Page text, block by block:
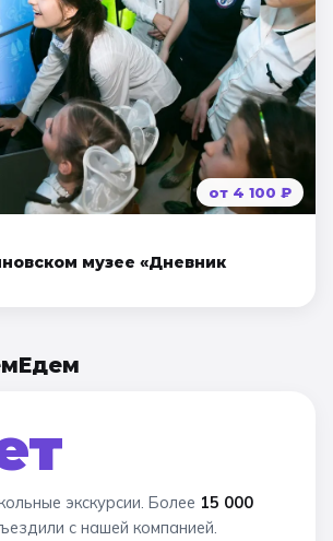
от 4 100 ₽
музее «Дневник
экскурсии. Более 15 000
с нашей компанией.